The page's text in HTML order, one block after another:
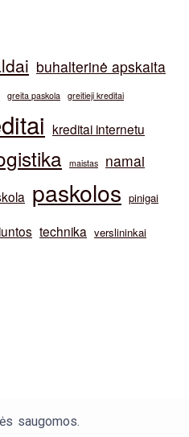
buhalterinė apskaita
greita paskola greitieji kreditai
kreditai internetu
maistas
namai
paskolos pinigai
technika verslininkai
saugomos.